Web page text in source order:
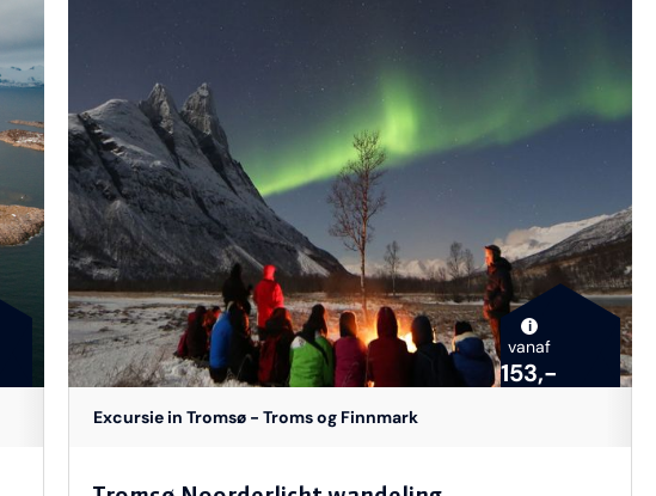
i
vanaf
153,-
Excursie in Tromsø - Troms og Finnmark